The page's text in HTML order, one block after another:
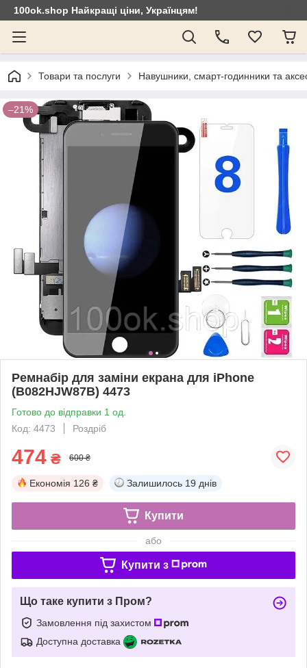
100ok.shop Найкращі ціни, Українцям!
Товари та послуги Навушники, смарт-годинники та
–21%
Ремнабір для заміни екрана для iPhone
(B082HJW87B) 4473
Готово до відправки 1 од.
Код: 4473
Роздріб
474 ₴ 600 ₴
Економія 126 ₴ Залишилось 19 днів
Купити
або
Купити з
Що таке купити з Пром?
Замовлення під захистом
Доступна доставка